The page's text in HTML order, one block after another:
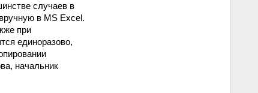
случаев в
в MS Excel.
при
единоразово,
начальник